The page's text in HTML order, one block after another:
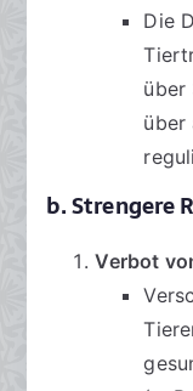
Die
über
über
b. Strengere
Verbot